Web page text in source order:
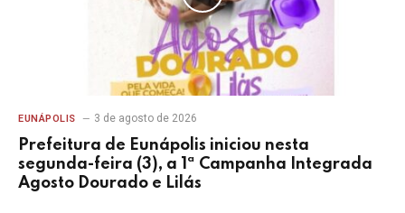
EUNÁPOLIS 3 de agosto de 2026
Prefeitura de Eunápolis iniciou nesta
segunda-feira (3), a 1ª Campanha Integrada
Agosto Dourado e Lilás